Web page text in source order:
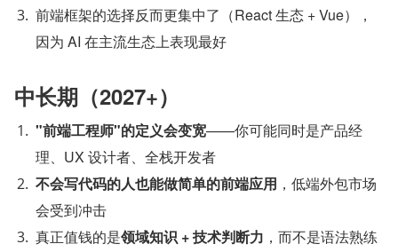
前端框架的选择反而更集中了（React 生态 + Vue），
因为 AI 在主流生态上表现最好
中长期（2027+）
"前端工程师"的定义会变宽——你可能同时是产品经
理、UX 设计者、全栈开发者
不会写代码的人也能做简单的前端应用 ，低端外包市场
会受到冲击
真正值钱的是领域知识 + 技术判断力 ，而不是语法熟练